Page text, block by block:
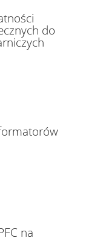
do
na